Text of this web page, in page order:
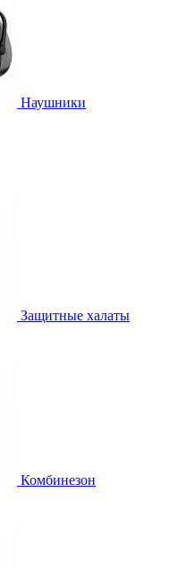
Наушники
Защитные халаты
Комбинезон